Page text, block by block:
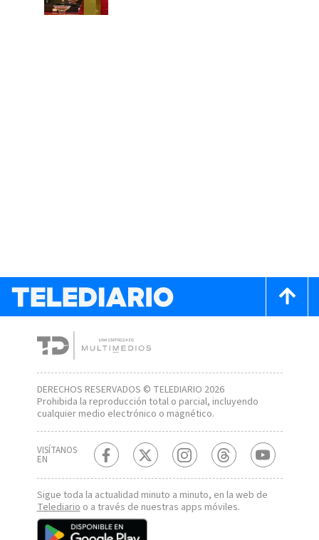
DERECHOS RESERVADOS © TELEDIARIO 2026
Prohibida la reproducción total o parcial, incluyendo
cualquier medio electrónico o magnético.
VISÍTANOS
EN
Sigue toda la actualidad minuto a minuto, en la web de
Telediarioo a través de nuestras apps móviles.